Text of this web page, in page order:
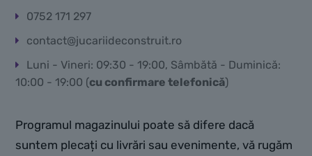
0752 171 297
contact@jucariideconstruit.ro
Luni - Vineri: 09:30 - 19:00, Sâmbătă - Duminică:
10:00 - 19:00 (cu confirmare telefonică)
Programul magazinului poate să difere dacă
suntem plecați cu livrări sau evenimente, vă rugăm